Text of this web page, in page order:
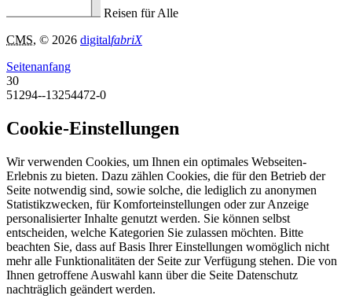
Reisen für Alle
CMS, © 2026 digitalfabriX
Seitenanfang
30
51294--13254472-0
Cookie-Einstellungen
Wir verwenden Cookies, um Ihnen ein optimales Webseiten-
Erlebnis zu bieten. Dazu zählen Cookies, die für den Betrieb der
Seite notwendig sind, sowie solche, die lediglich zu anonymen
Statistikzwecken, für Komforteinstellungen oder zur Anzeige
personalisierter Inhalte genutzt werden. Sie können selbst
entscheiden, welche Kategorien Sie zulassen möchten. Bitte
beachten Sie, dass auf Basis Ihrer Einstellungen womöglich nicht
mehr alle Funktionalitäten der Seite zur Verfügung stehen. Die von
Ihnen getroffene Auswahl kann über die Seite Datenschutz
nachträglich geändert werden.